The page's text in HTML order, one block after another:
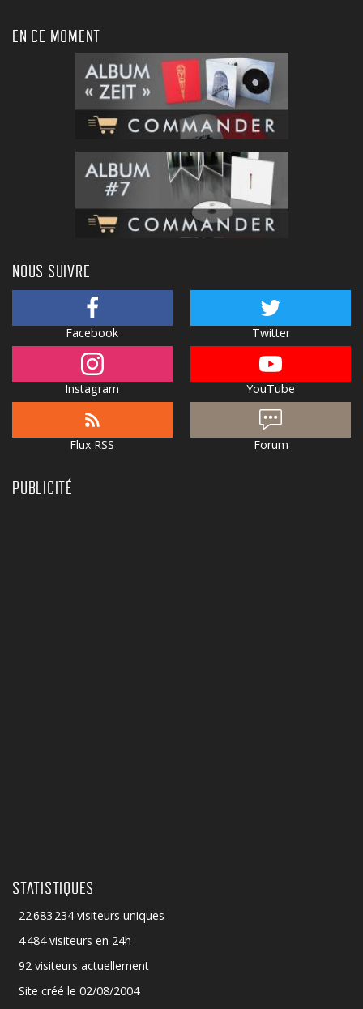
EN CE MOMENT
NOUS SUIVRE
Facebook Twitter
Instagram YouTube
Flux RSS Forum
PUBLICITÉ
STATISTIQUES
22 683 234 visiteurs uniques
4 484 visiteurs en 24h
92 visiteurs actuellement
Site créé le 02/08/2004